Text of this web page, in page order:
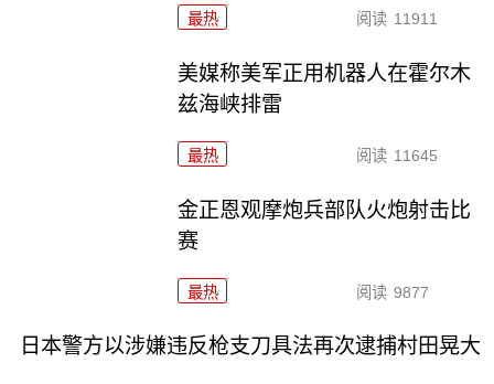
最热 阅读 11911
美媒称美军正用机器人在霍尔木
兹海峡排雷
最热 阅读 11645
金正恩观摩炮兵部队火炮射击比
赛
最热 阅读 9877
日本警方以涉嫌违反枪支刀具法再次逮捕村田晃大